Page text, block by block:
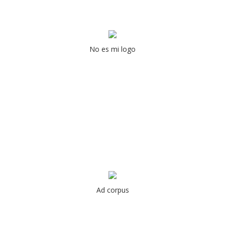
No es mi logo
Ad corpus